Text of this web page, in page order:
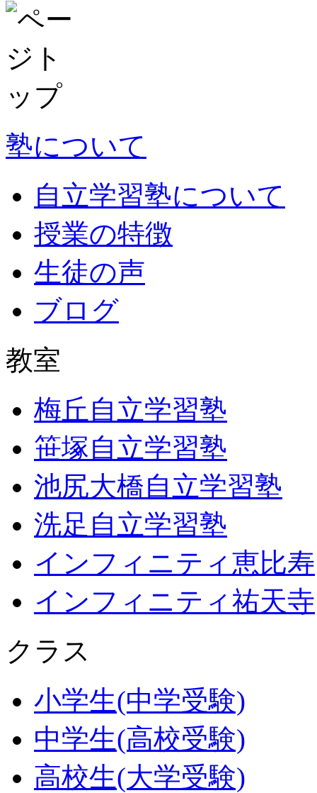
塾について
自立学習塾について
授業の特徴
生徒の声
ブログ
教室
梅丘自立学習塾
笹塚自立学習塾
池尻大橋自立学習塾
洗足自立学習塾
インフィニティ恵比寿
インフィニティ祐天寺
クラス
小学生(中学受験)
中学生(高校受験)
高校生(大学受験)